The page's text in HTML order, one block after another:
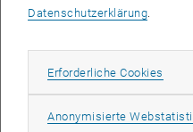
Was geschieht bei der
Erwachsenen zirkulieren
beeinträchtigt. Die Abnahme
Datenschutzerklärung.
Erforderliche Cookies
Anonymisierte